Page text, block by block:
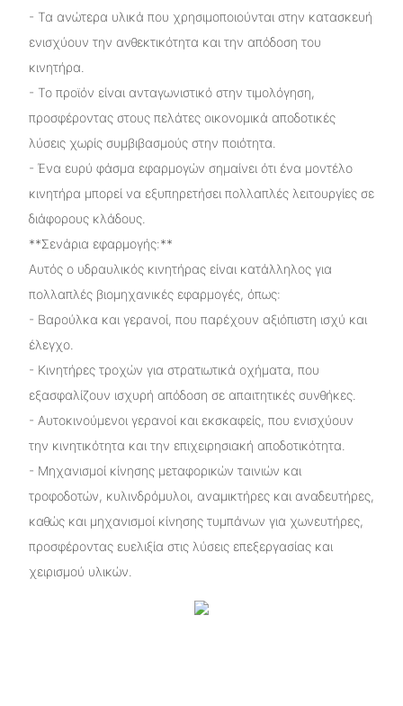
- Τα ανώτερα υλικά που χρησιμοποιούνται στην κατασκευή
ενισχύουν την ανθεκτικότητα και την απόδοση του
κινητήρα.
- Το προϊόν είναι ανταγωνιστικό στην τιμολόγηση,
προσφέροντας στους πελάτες οικονομικά αποδοτικές
λύσεις χωρίς συμβιβασμούς στην ποιότητα.
- Ένα ευρύ φάσμα εφαρμογών σημαίνει ότι ένα μοντέλο
κινητήρα μπορεί να εξυπηρετήσει πολλαπλές λειτουργίες σε
διάφορους κλάδους.
**Σενάρια εφαρμογής:**
Αυτός ο υδραυλικός κινητήρας είναι κατάλληλος για
πολλαπλές βιομηχανικές εφαρμογές, όπως:
- Βαρούλκα και γερανοί, που παρέχουν αξιόπιστη ισχύ και
έλεγχο.
- Κινητήρες τροχών για στρατιωτικά οχήματα, που
εξασφαλίζουν ισχυρή απόδοση σε απαιτητικές συνθήκες.
- Αυτοκινούμενοι γερανοί και εκσκαφείς, που ενισχύουν
την κινητικότητα και την επιχειρησιακή αποδοτικότητα.
- Μηχανισμοί κίνησης μεταφορικών ταινιών και
τροφοδοτών, κυλινδρόμυλοι, αναμικτήρες και αναδευτήρες,
καθώς και μηχανισμοί κίνησης τυμπάνων για χωνευτήρες,
προσφέροντας ευελιξία στις λύσεις επεξεργασίας και
χειρισμού υλικών.